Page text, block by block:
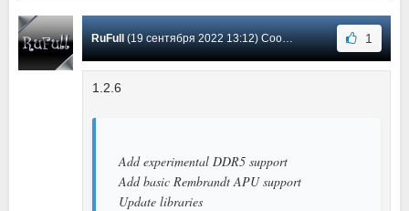
RuFull(19 сентября 2022 13:12) Сообщение #1 1
1.2.6
Add experimental DDR5 support
Add basic Rembrandt APU support
Update libraries